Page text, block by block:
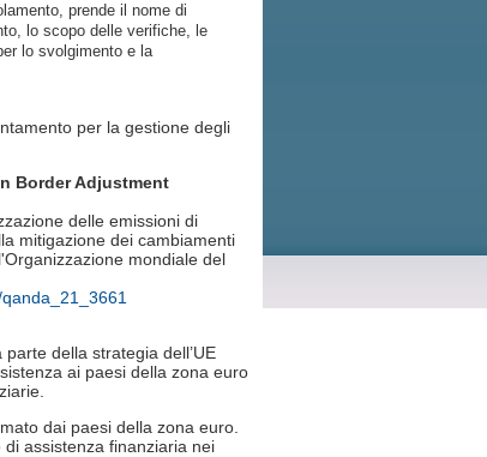
prende il nome di
lo scopo delle verifiche, le
lo svolgimento e la
per la gestione degli
Border Adjustment
delle emissioni di
mitigazione dei cambiamenti
mondiale del
della strategia dell’UE
ai paesi della zona euro
dai paesi della zona euro.
assistenza finanziaria nei